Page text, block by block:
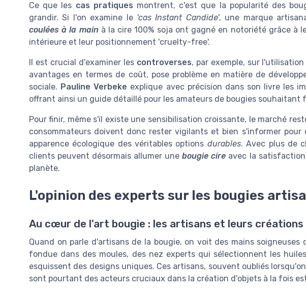
Ce que les cas pratiques montrent, c'est que la popularité des
grandir. Si l'on examine le 'cas Instant Candide', une marque
coulées à la mainà la cire 100% soja ont gagné en notoriété grâce à
intérieure et leur positionnement 'cruelty-free'.
Il est crucial d'examiner les controverses, par exemple, sur
avantages en termes de coût, pose problème en matière de
sociale. Pauline Verbeke explique avec précision dans son livre les
offrant ainsi un guide détaillé pour les amateurs de bougies souhaitant
Pour finir, même s'il existe une sensibilisation croissante, le marché
consommateurs doivent donc rester vigilants et bien s'informer pour
apparence écologique des véritables options durables. Avec plus de
clients peuvent désormais allumer unebougie cire avec la
planète.
L'opinion des experts sur les bougies
Au cœur de l'art bougie : les artisans et leurs créations
Quand on parle d'artisans de la bougie, on voit des mains
fondue dans des moules, des nez experts qui sélectionnent les
esquissent des designs uniques. Ces artisans, souvent oubliés
sont pourtant des acteurs cruciaux dans la création d'objets à la fois